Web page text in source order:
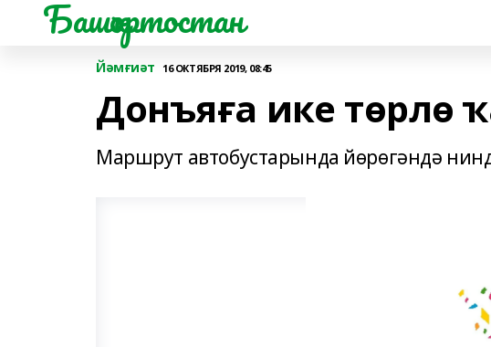
Башҡортостан
Йәмғиәт 16 ОКТЯБРЯ 2019, 08:45
Донъяға ике төрлө
Маршрут автобустарында йөрөгәндә